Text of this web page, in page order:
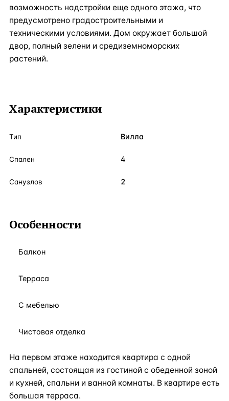
возможность надстройки еще одного этажа, что
предусмотрено градостроительными и
техническими условиями. Дом окружает большой
двор, полный зелени и средиземноморских
растений.
Характеристики
Тип Вилла
Спален 4
Санузлов 2
Особенности
Балкон
Терраса
С мебелью
Чистовая отделка
На первом этаже находится квартира с одной
спальней, состоящая из гостиной с обеденной зоной
и кухней, спальни и ванной комнаты. В квартире есть
большая терраса.